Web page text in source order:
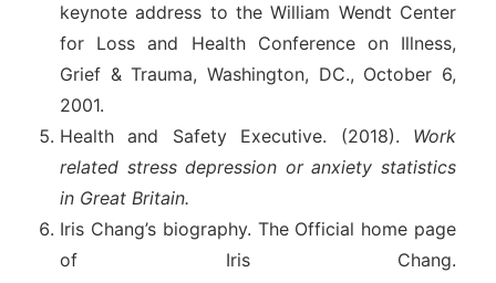
keynote address to the William Wendt Center
for Loss and Health Conference on Illness,
Grief & Trauma, Washington, DC., October 6,
2001.
Health and Safety Executive. (2018). Work
related stress depression or anxiety statistics
in Great Britain.
Iris Chang’s biography. The Official home page
of Iris Chang.